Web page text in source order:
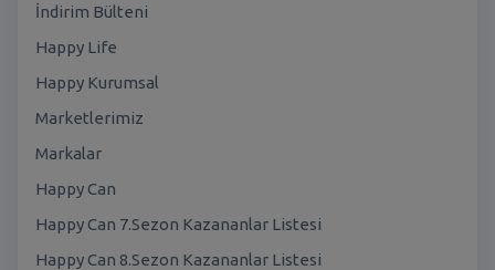
İndirim Bülteni
Happy Life
Happy Kurumsal
Marketlerimiz
Markalar
Happy Can
Happy Can 7.Sezon Kazananlar Listesi
Happy Can 8.Sezon Kazananlar Listesi